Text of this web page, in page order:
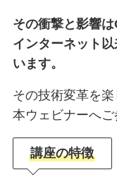
その衝撃と影響
インターネット
います。
その技術変革を
本ウェビナーへご
講座の特徴